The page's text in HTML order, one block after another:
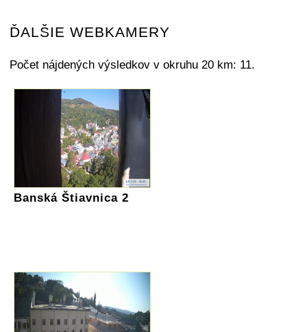
ĎALŠIE WEBKAMERY
Počet nájdených výsledkov v okruhu 20 km: 11.
Banská Štiavnica 2